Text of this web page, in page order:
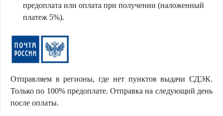
предоплата или оплата при получении (наложенный
платеж 5%).
Отправляем в регионы, где нет пунктов выдачи СДЭК.
Только по 100% предоплате. Отправка на следующий день
после оплаты.